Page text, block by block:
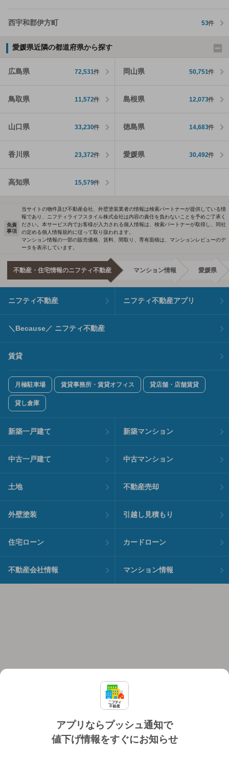
西宇和郡伊方町 53件
愛媛県近隣の都道府県から探す
広島県 72,531件 岡山県 50,751件
鳥取県 11,572件 島根県 12,073件
山口県 33,230件 徳島県 14,683件
香川県 23,372件 愛媛県 30,492件
高知県 15,579件
アプリならプッシュ通知で
値下げ情報をすぐにお知らせ
免責
事項
当サイトの物件及び不動産会社、外壁塗装業者の情報は検索パートナーが提供している情
報であり、ニフティライフスタイル株式会社は内容の責任を負わないことを予めご了承く
ださい。本サービス内でお客様が入力される個人情報は、検索パートナーが取得し、同社
の定める個人情報規約に従って取り扱われます。
マンション情報の一部の販売価格、賃料、間取り、専有面積は、マンションレビューのデ
ータを表示しています。
不動産・住宅情報のニフティ不動産 マンション情報 愛媛県
ニフティ不動産 ニフティ不動産アプリ
＼Because／ ニフティ不動産
賃貸
月極駐車場 賃貸事務所・賃貸オフィス 貸店舗・店舗賃貸
貸し倉庫
新築一戸建て 新築マンション
中古一戸建て 中古マンション
土地 不動産売却
外壁塗装 引越し見積もり
住宅ローン カードローン
不動産会社情報 マンション情報
個人情報保護ポリシー 利用規約